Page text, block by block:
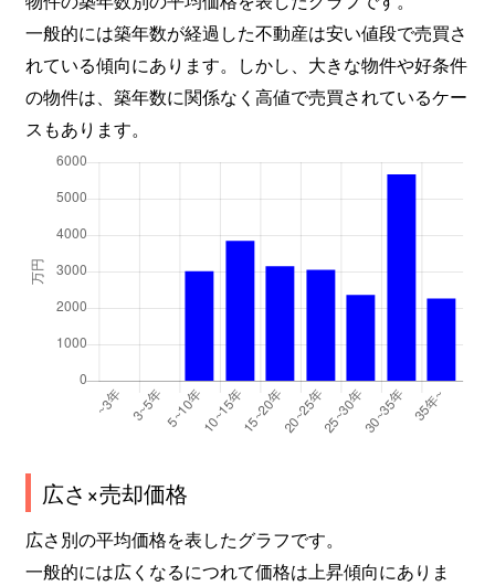
一般的には築年数が経過した不動産は安い値段で売買さ
れている傾向にあります。しかし、大きな物件や好条件
の物件は、築年数に関係なく高値で売買されているケー
スもあります。
広さ×売却価格
広さ別の平均価格を表したグラフです。
一般的には広くなるにつれて価格は上昇傾向にありま